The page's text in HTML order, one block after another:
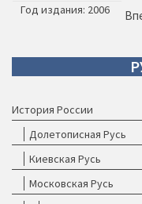
Год издания: 2006
История России
Долетописная Русь
Киевская Русь
Московская Русь